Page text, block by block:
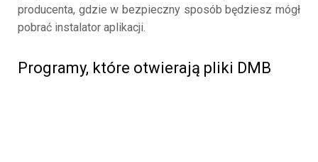
producenta, gdzie w bezpieczny sposób będziesz mógł
pobrać instalator aplikacji.
Programy, które otwierają pliki DMB